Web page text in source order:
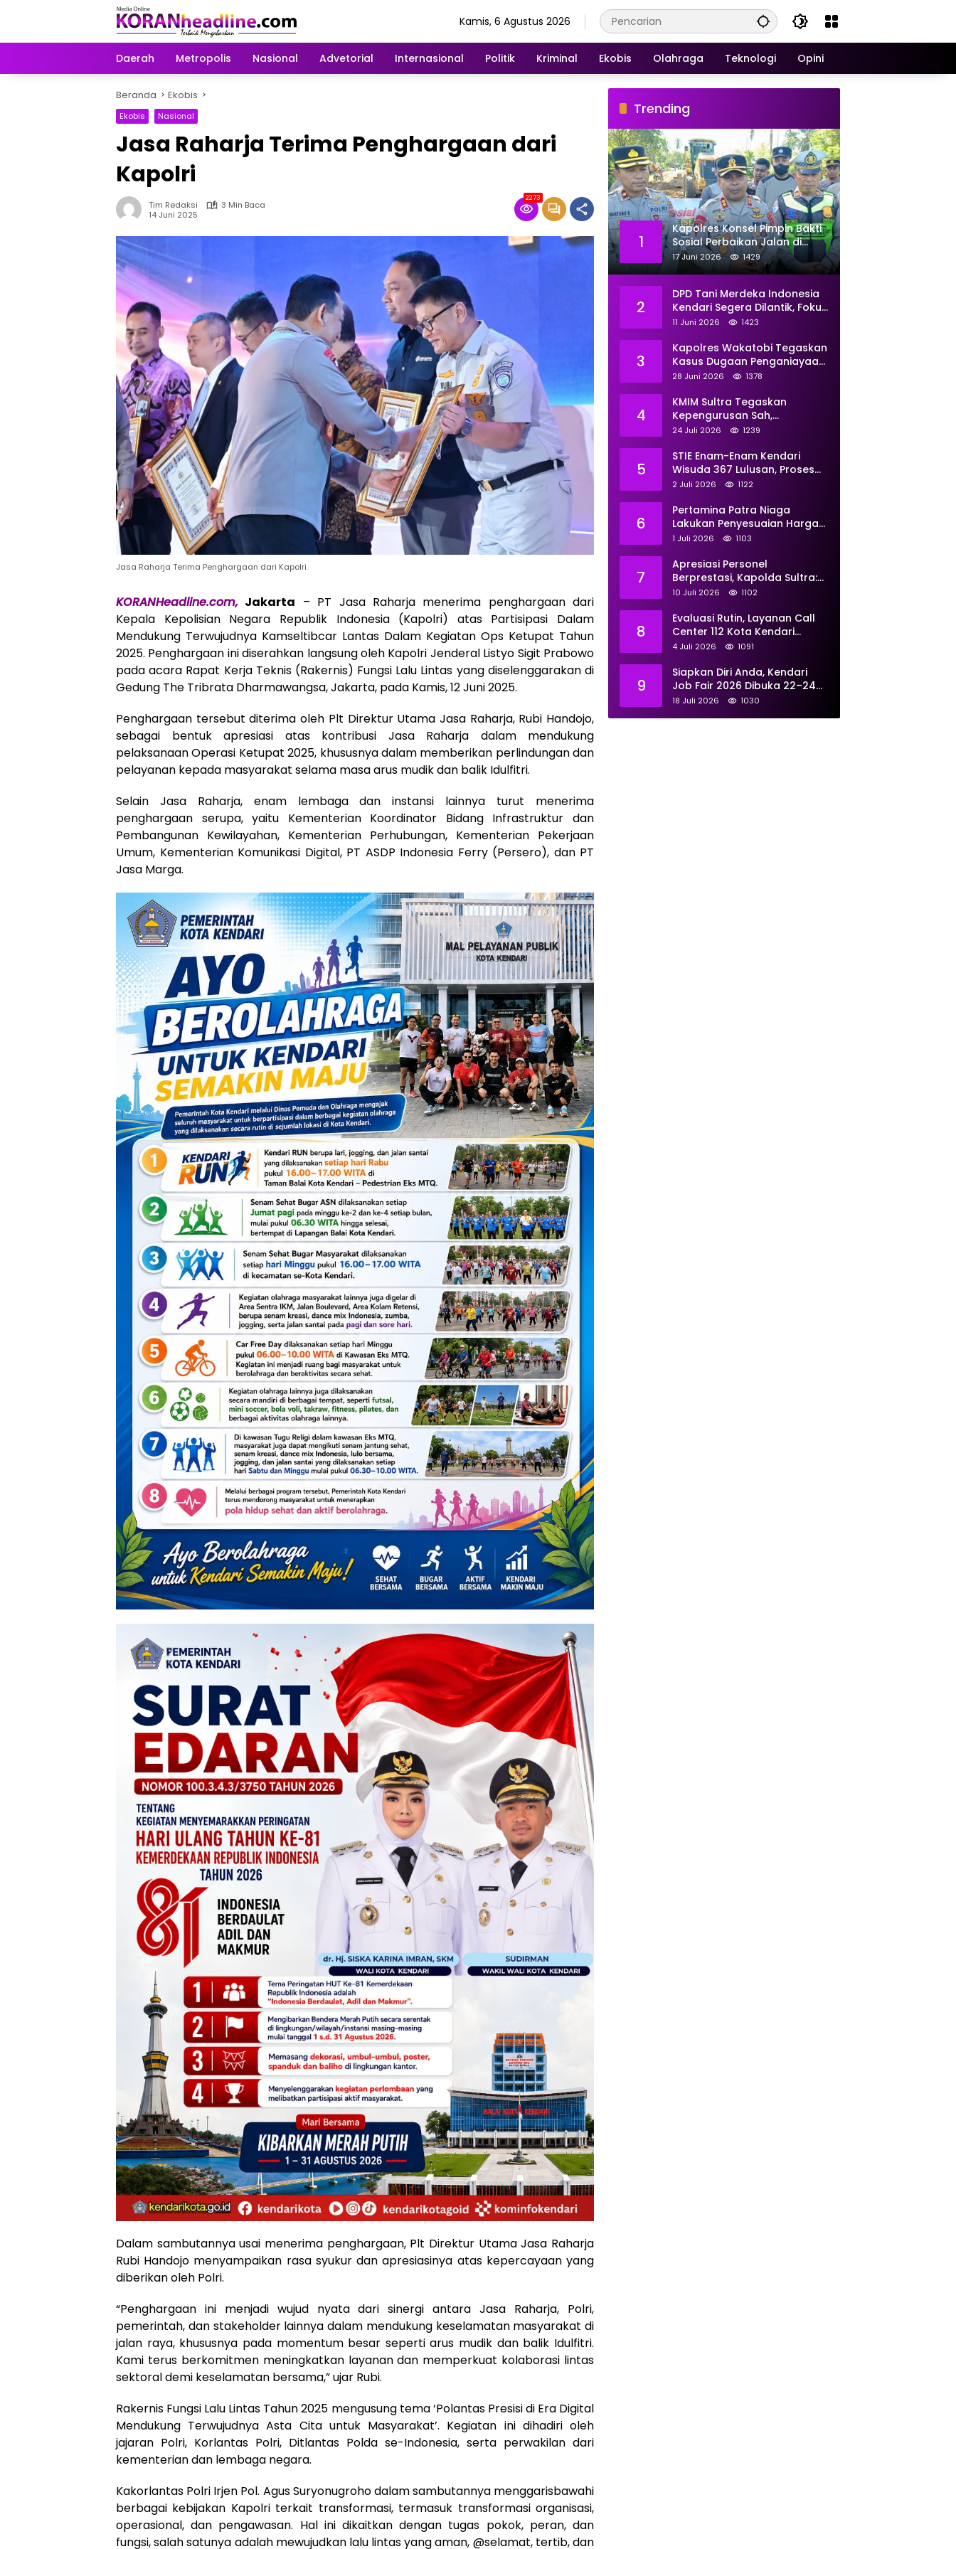
Kamis, 6 Agustus 2026
Daerah Metropolis Nasional Advetorial Internasional Politik Kriminal Ekobis Olahraga Teknologi Opini
Beranda Ekobis
Ekobis Nasional
Jasa Raharja Terima Penghargaan dari
Kapolri
Tim Redaksi
3 Min Baca
14 Juni 2025
2273
Jasa Raharja Terima Penghargaan dari Kapolri.
KORANHeadline.com, Jakarta – PT Jasa Raharja menerima penghargaan dari
Kepala Kepolisian Negara Republik Indonesia (Kapolri) atas Partisipasi Dalam
Mendukung Terwujudnya Kamseltibcar Lantas Dalam Kegiatan Ops Ketupat Tahun
2025. Penghargaan ini diserahkan langsung oleh Kapolri Jenderal Listyo Sigit Prabowo
pada acara Rapat Kerja Teknis (Rakernis) Fungsi Lalu Lintas yang diselenggarakan di
Gedung The Tribrata Dharmawangsa, Jakarta, pada Kamis, 12 Juni 2025.
Penghargaan tersebut diterima oleh Plt Direktur Utama Jasa Raharja, Rubi Handojo,
sebagai bentuk apresiasi atas kontribusi Jasa Raharja dalam mendukung
pelaksanaan Operasi Ketupat 2025, khususnya dalam memberikan perlindungan dan
pelayanan kepada masyarakat selama masa arus mudik dan balik Idulfitri.
Selain Jasa Raharja, enam lembaga dan instansi lainnya turut menerima
penghargaan serupa, yaitu Kementerian Koordinator Bidang Infrastruktur dan
Pembangunan Kewilayahan, Kementerian Perhubungan, Kementerian Pekerjaan
Umum, Kementerian Komunikasi Digital, PT ASDP Indonesia Ferry (Persero), dan PT
Jasa Marga.
Dalam sambutannya usai menerima penghargaan, Plt Direktur Utama Jasa Raharja
Rubi Handojo menyampaikan rasa syukur dan apresiasinya atas kepercayaan yang
diberikan oleh Polri.
“Penghargaan ini menjadi wujud nyata dari sinergi antara Jasa Raharja, Polri,
pemerintah, dan stakeholder lainnya dalam mendukung keselamatan masyarakat di
jalan raya, khususnya pada momentum besar seperti arus mudik dan balik Idulfitri.
Kami terus berkomitmen meningkatkan layanan dan memperkuat kolaborasi lintas
sektoral demi keselamatan bersama,” ujar Rubi.
Rakernis Fungsi Lalu Lintas Tahun 2025 mengusung tema ‘Polantas Presisi di Era Digital
Mendukung Terwujudnya Asta Cita untuk Masyarakat’. Kegiatan ini dihadiri oleh
jajaran Polri, Korlantas Polri, Ditlantas Polda se-Indonesia, serta perwakilan dari
kementerian dan lembaga negara.
Kakorlantas Polri Irjen Pol. Agus Suryonugroho dalam sambutannya menggarisbawahi
berbagai kebijakan Kapolri terkait transformasi, termasuk transformasi organisasi,
operasional, dan pengawasan. Hal ini dikaitkan dengan tugas pokok, peran, dan
fungsi, salah satunya adalah mewujudkan lalu lintas yang aman, @selamat, tertib, dan
Trending
1
Kapolres Konsel Pimpin Bakti
Sosial Perbaikan Jalan di
Kecamatan Laeya, 19 Titik
Rusak Siap Ditambal
17 Juni 2026 1429
2
DPD Tani Merdeka Indonesia
Kendari Segera Dilantik, Fokus
Perkuat Pemberdayaan
11 Juni 2026 1423
3
Kapolres Wakatobi Tegaskan
Kasus Dugaan Penganiayaan
Dua Remaja oleh Dua
Profesional
28 Juni 2026 1378
4
KMIM Sultra Tegaskan
Kepengurusan Sah,
Peringatkan Klaim Ketua
24 Juli 2026 1239
5
STIE Enam-Enam Kendari
Wisuda 367 Lulusan, Proses
Transformasi Menuju
Kemendiktisaintek
2 Juli 2026 1122
6
Pertamina Patra Niaga
Lakukan Penyesuaian Harga
BBM Non Subsidi Per 1 Juli
1 Juli 2026 1103
7
Apresiasi Personel
Berprestasi, Kapolda Sultra:
Tunjukkan Kompetensi
10 Juli 2026 1102
8
Evaluasi Rutin, Layanan Call
Center 112 Kota Kendari
Tangani 167 Laporan Selama
4 Juli 2026 1091
9
Siapkan Diri Anda, Kendari
Job Fair 2026 Dibuka 22–24
Juli: Sediakan 700 Lowongan
18 Juli 2026 1030